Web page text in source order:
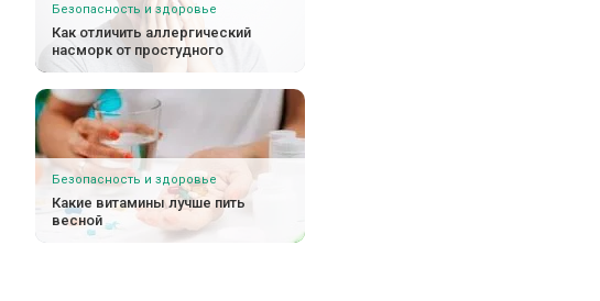
Безопасность и здоровье
Как отличить аллергический
насморк от простудного
Безопасность и здоровье
Какие витамины лучше пить
весной